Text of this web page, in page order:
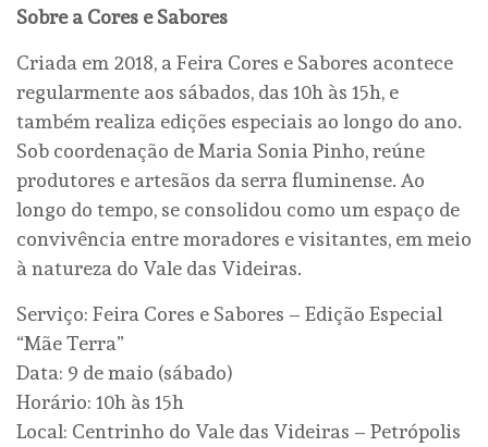
Sobre a Cores e Sabores
Criada em 2018, a Feira Cores e Sabores acontece
regularmente aos sábados, das 10h às 15h, e
também realiza edições especiais ao longo do ano.
Sob coordenação de Maria Sonia Pinho, reúne
produtores e artesãos da serra fluminense. Ao
longo do tempo, se consolidou como um espaço de
convivência entre moradores e visitantes, em meio
à natureza do Vale das Videiras.
Serviço: Feira Cores e Sabores – Edição Especial
“Mãe Terra”
Data: 9 de maio (sábado)
Horário: 10h às 15h
Local: Centrinho do Vale das Videiras – Petrópolis